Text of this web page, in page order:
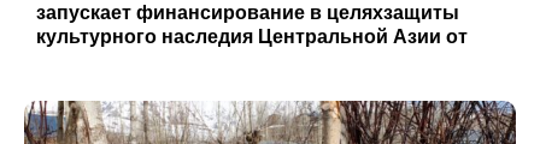
запускает финансирование в целяхзащиты
культурного наследия Центральной Азии от